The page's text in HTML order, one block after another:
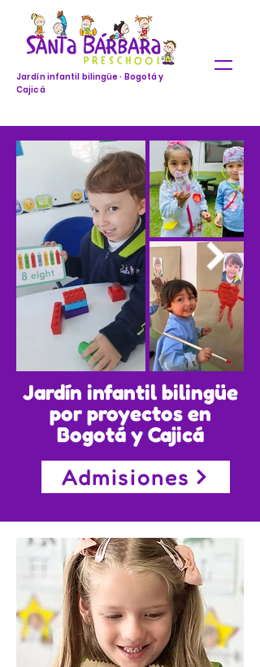
Jardín infantil bilingüe · Bogotá y
Cajicá
Jardín infantil bilingüe
por proyectos en
Bogotá y Cajicá
Admisiones